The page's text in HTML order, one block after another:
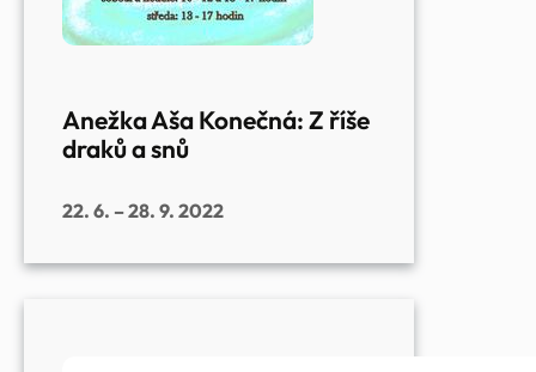
Anežka Aša Konečná: Z říše
draků a snů
22. 6. – 28. 9. 2022